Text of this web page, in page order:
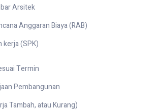
Arsitek
Anggaran Biaya (RAB)
kerja (SPK)
Termin
Pembangunan
Tambah, atau Kurang)